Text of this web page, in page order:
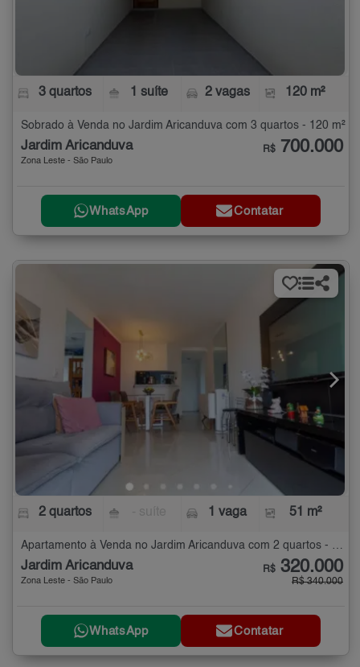
3 quartos 1 suíte 2 vagas 120 m²
Sobrado à Venda no Jardim Aricanduva com 3 quartos - 120 m²
Jardim Aricanduva
Zona Leste - São Paulo
R$ 700.000
WhatsApp Contatar
2 quartos 1 vaga 51 m²
Apartamento à Venda no Jardim Aricanduva com 2 quartos - 51 m²
Jardim Aricanduva
Zona Leste - São Paulo
R$ 320.000
R$ 340.000
WhatsApp Contatar